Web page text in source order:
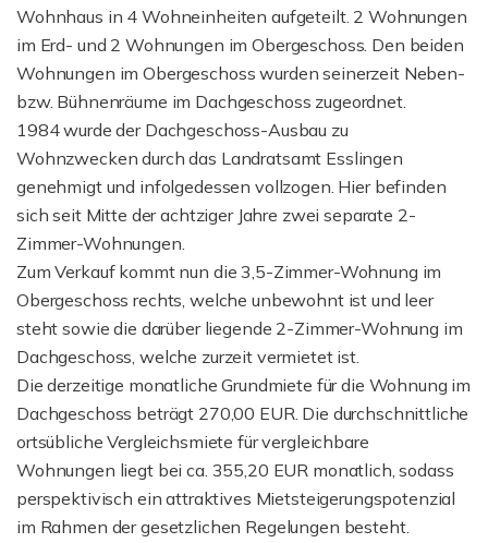
Wohnhaus in 4 Wohneinheiten aufgeteilt. 2 Wohnungen
im Erd- und 2 Wohnungen im Obergeschoss. Den beiden
Wohnungen im Obergeschoss wurden seinerzeit Neben-
bzw. Bühnenräume im Dachgeschoss zugeordnet.
1984 wurde der Dachgeschoss-Ausbau zu
Wohnzwecken durch das Landratsamt Esslingen
genehmigt und infolgedessen vollzogen. Hier befinden
sich seit Mitte der achtziger Jahre zwei separate 2-
Zimmer-Wohnungen.
Zum Verkauf kommt nun die 3,5-Zimmer-Wohnung im
Obergeschoss rechts, welche unbewohnt ist und leer
steht sowie die darüber liegende 2-Zimmer-Wohnung im
Dachgeschoss, welche zurzeit vermietet ist.
Die derzeitige monatliche Grundmiete für die Wohnung im
Dachgeschoss beträgt 270,00 EUR. Die durchschnittliche
ortsübliche Vergleichsmiete für vergleichbare
Wohnungen liegt bei ca. 355,20 EUR monatlich, sodass
perspektivisch ein attraktives Mietsteigerungspotenzial
im Rahmen der gesetzlichen Regelungen besteht.